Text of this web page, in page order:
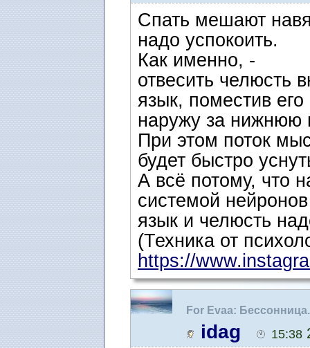
Спать мешают
надо успокоить.
Как именно, -
отвесить челюсть
язык, поместив
наружу за нижнюю
При этом поток
будет быстро
А всё потому, что
системой
язык и челюсть
(Техника от
https://
For Evaa:
idag 15:38